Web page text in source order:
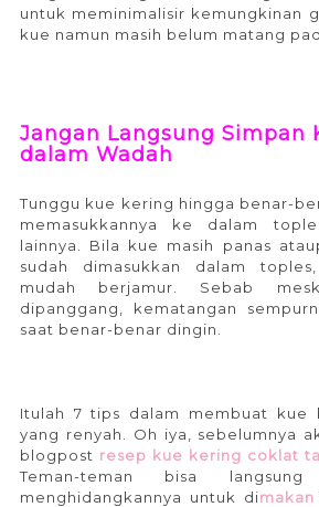
untuk meminimalisir kemungkinan
kue namun masih belum matang
Jangan Langsung Simpan
dalam Wadah
Tunggu kue kering hingga benar-
memasukkannya ke dalam
lainnya. Bila kue masih panas
sudah dimasukkan dalam
mudah berjamur. Sebab
dipanggang, kematangan
saat benar-benar dingin.
Itulah 7 tips dalam membuat kue
yang renyah. Oh iya, sebelumnya
blogpost resep kue kering coklat
Teman-teman bisa
menghidangkannya untuk dimakan